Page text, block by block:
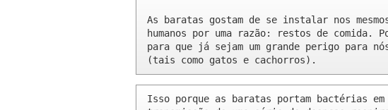
As baratas gostam de se instalar nos
humanos por uma razão: restos de comida.
para que já sejam um grande perigo para
(tais como gatos e cachorros).
Isso porque as baratas portam bactérias